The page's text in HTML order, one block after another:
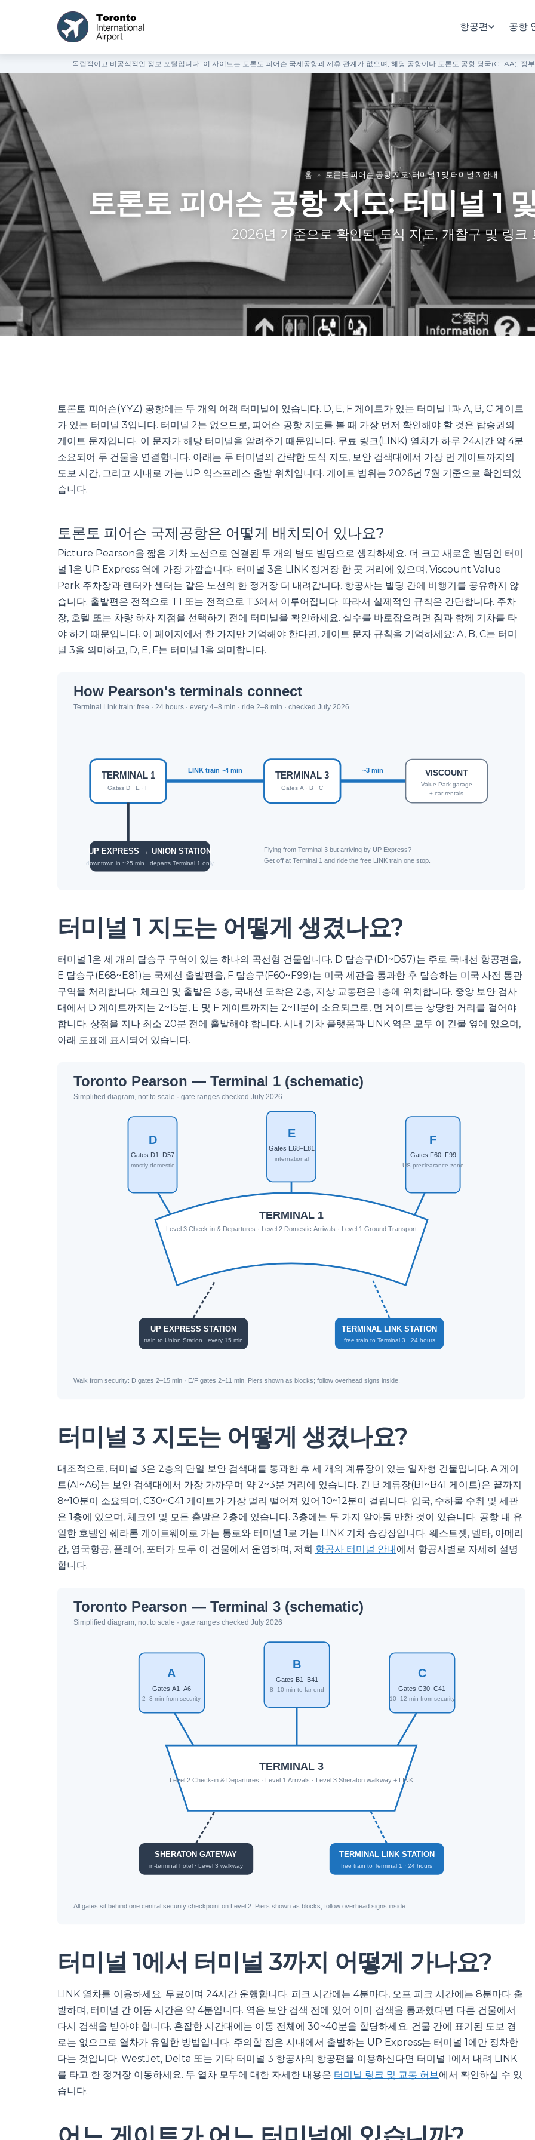
항공편 공항
독립적이고 비공식적인 정보 포털입니다. 이 사이트는 토론토 피어슨 국제공항과 제휴 관계가 없으며, 해당 공항이나 토론토 공항 당국(GTAA), 정
홈 » 토론토 피어슨 공항 지도: 터미널 1 및 터미널 3 안내
토론토 피어슨 공항 지도: 터미널 1
2026년 기준으로 확인된 도식 지도, 개찰구 및 링크
토론토 피어슨(YYZ) 공항에는 두 개의 여객 터미널이 있습니다. D, E, F 게이트가 있는 터미널 1과 A, B, C 게이트
가 있는 터미널 3입니다. 터미널 2는 없으므로, 피어슨 공항 지도를 볼 때 가장 먼저 확인해야 할 것은 탑승권의
게이트 문자입니다. 이 문자가 해당 터미널을 알려주기 때문입니다. 무료 링크(LINK) 열차가 하루 24시간 약 4분
소요되어 두 건물을 연결합니다. 아래는 두 터미널의 간략한 도식 지도, 보안 검색대에서 가장 먼 게이트까지의
도보 시간, 그리고 시내로 가는 UP 익스프레스 출발 위치입니다. 게이트 범위는 2026년 7월 기준으로 확인되었
습니다.
토론토 피어슨 국제공항은 어떻게 배치되어 있나요?
Picture Pearson을 짧은 기차 노선으로 연결된 두 개의 별도 빌딩으로 생각하세요. 더 크고 새로운 빌딩인 터미
널 1은 UP Express 역에 가장 가깝습니다. 터미널 3은 LINK 정거장 한 곳 거리에 있으며, Viscount Value
Park 주차장과 렌터카 센터는 같은 노선의 한 정거장 더 내려갑니다. 항공사는 빌딩 간에 비행기를 공유하지 않
습니다. 출발편은 전적으로 T1 또는 전적으로 T3에서 이루어집니다. 따라서 실제적인 규칙은 간단합니다. 주차
장, 호텔 또는 차량 하차 지점을 선택하기 전에 터미널을 확인하세요. 실수를 바로잡으려면 짐과 함께 기차를 타
야 하기 때문입니다. 이 페이지에서 한 가지만 기억해야 한다면, 게이트 문자 규칙을 기억하세요: A, B, C는 터미
널 3을 의미하고, D, E, F는 터미널 1을 의미합니다.
터미널 1 지도는 어떻게 생겼나요?
터미널 1은 세 개의 탑승구 구역이 있는 하나의 곡선형 건물입니다. D 탑승구(D1~D57)는 주로 국내선 항공편을,
E 탑승구(E68~E81)는 국제선 출발편을, F 탑승구(F60~F99)는 미국 세관을 통과한 후 탑승하는 미국 사전 통관
구역을 처리합니다. 체크인 및 출발은 3층, 국내선 도착은 2층, 지상 교통편은 1층에 위치합니다. 중앙 보안 검사
대에서 D 게이트까지는 2~15분, E 및 F 게이트까지는 2~11분이 소요되므로, 먼 게이트는 상당한 거리를 걸어야
합니다. 상점을 지나 최소 20분 전에 출발해야 합니다. 시내 기차 플랫폼과 LINK 역은 모두 이 건물 옆에 있으며,
아래 도표에 표시되어 있습니다.
터미널 3 지도는 어떻게 생겼나요?
대조적으로, 터미널 3은 2층의 단일 보안 검색대를 통과한 후 세 개의 계류장이 있는 일자형 건물입니다. A 게이
트(A1~A6)는 보안 검색대에서 가장 가까우며 약 2~3분 거리에 있습니다. 긴 B 계류장(B1~B41 게이트)은 끝까지
8~10분이 소요되며, C30~C41 게이트가 가장 멀리 떨어져 있어 10~12분이 걸립니다. 입국, 수하물 수취 및 세관
은 1층에 있으며, 체크인 및 모든 출발은 2층에 있습니다. 3층에는 두 가지 알아둘 만한 것이 있습니다. 공항 내 유
일한 호텔인 쉐라톤 게이트웨이로 가는 통로와 터미널 1로 가는 LINK 기차 승강장입니다. 웨스트젯, 델타, 아메리
칸, 영국항공, 플레어, 포터가 모두 이 건물에서 운영하며, 저희 항공사 터미널 안내에서 항공사별로 자세히 설명
합니다.
터미널 1에서 터미널 3까지 어떻게 가나요?
LINK 열차를 이용하세요. 무료이며 24시간 운행합니다. 피크 시간에는 4분마다, 오프 피크 시간에는 8분마다 출
발하며, 터미널 간 이동 시간은 약 4분입니다. 역은 보안 검색 전에 있어 이미 검색을 통과했다면 다른 건물에서
다시 검색을 받아야 합니다. 혼잡한 시간대에는 이동 전체에 30~40분을 할당하세요. 건물 간에 표기된 도보 경
로는 없으므로 열차가 유일한 방법입니다. 주의할 점은 시내에서 출발하는 UP Express는 터미널 1에만 정차한
다는 것입니다. WestJet, Delta 또는 기타 터미널 3 항공사의 항공편을 이용하신다면 터미널 1에서 내려 LINK
를 타고 한 정거장 이동하세요. 두 열차 모두에 대한 자세한 내용은 터미널 링크 및 교통 허브에서 확인하실 수 있
습니다.